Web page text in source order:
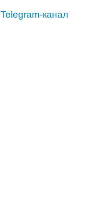
Telegram-канал